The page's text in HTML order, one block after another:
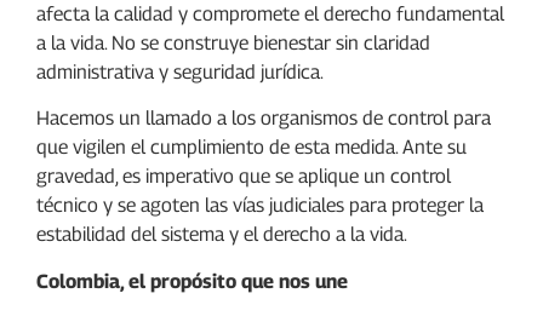
afecta la calidad y compromete el derecho fundamental
a la vida. No se construye bienestar sin claridad
administrativa y seguridad jurídica.
Hacemos un llamado a los organismos de control para
que vigilen el cumplimiento de esta medida. Ante su
gravedad, es imperativo que se aplique un control
técnico y se agoten las vías judiciales para proteger la
estabilidad del sistema y el derecho a la vida.
Colombia, el propósito que nos une